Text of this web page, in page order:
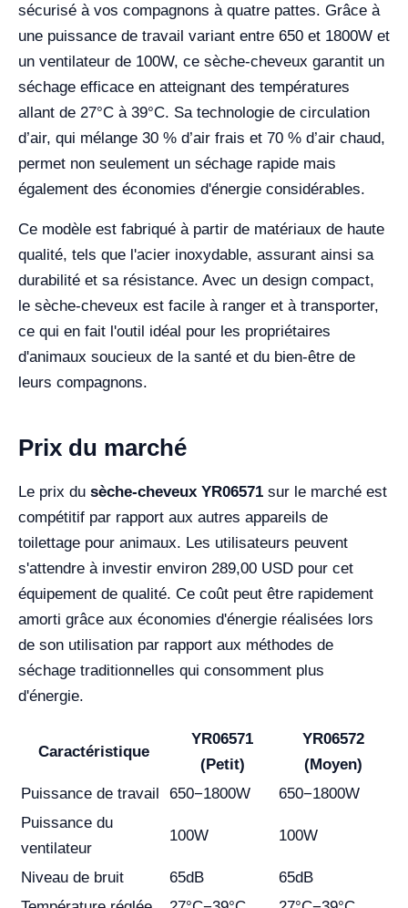
sécurisé à vos compagnons à quatre pattes. Grâce à
une puissance de travail variant entre 650 et 1800W et
un ventilateur de 100W, ce sèche-cheveux garantit un
séchage efficace en atteignant des températures
allant de 27°C à 39°C. Sa technologie de circulation
d’air, qui mélange 30 % d’air frais et 70 % d’air chaud,
permet non seulement un séchage rapide mais
également des économies d'énergie considérables.
Ce modèle est fabriqué à partir de matériaux de haute
qualité, tels que l'acier inoxydable, assurant ainsi sa
durabilité et sa résistance. Avec un design compact,
le sèche-cheveux est facile à ranger et à transporter,
ce qui en fait l'outil idéal pour les propriétaires
d'animaux soucieux de la santé et du bien-être de
leurs compagnons.
Prix du marché
Le prix du sèche-cheveux YR06571 sur le marché est
compétitif par rapport aux autres appareils de
toilettage pour animaux. Les utilisateurs peuvent
s'attendre à investir environ 289,00 USD pour cet
équipement de qualité. Ce coût peut être rapidement
amorti grâce aux économies d'énergie réalisées lors
de son utilisation par rapport aux méthodes de
séchage traditionnelles qui consomment plus
d'énergie.
Caractéristique
YR06571
(Petit)
YR06572
(Moyen)
Puissance de travail
650−1800W
650−1800W
Puissance du
ventilateur
100W 100W
Niveau de bruit 65dB
65dB